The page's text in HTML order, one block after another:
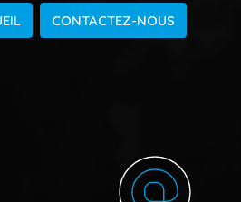
CONTACTEZ-NOUS